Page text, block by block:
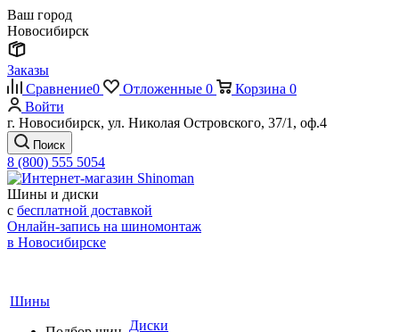
Ваш город
Новосибирск
Заказы
Сравнение0 Отложенные 0 Корзина 0
Войти
г. Новосибирск, ул. Николая Островского, 37/1, оф.4
Поиск
8 (800) 555 5054
Шины и диски
с бесплатной доставкой
Онлайн-запись на шиномонтаж
в Новосибирске
Шины
Диски